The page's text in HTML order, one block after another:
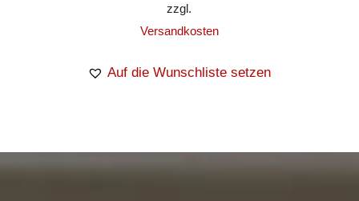
zzgl.
Versandkosten
Auf die Wunschliste setzen